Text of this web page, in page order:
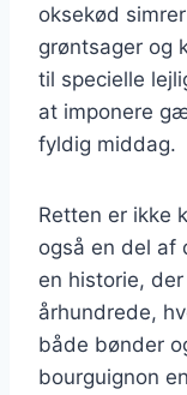
oksekød
grøntsager og
til specielle
at imponere
fyldig middag.
Retten er ikke
også en del af
en historie,
århundrede,
både bønder
bourguignon